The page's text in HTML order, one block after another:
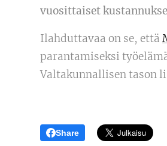
vuosittaiset
Ilahduttavaa on se, että
parantamiseksi
Valtakunnallisen tason
Share